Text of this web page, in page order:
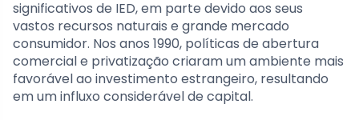
significativos de IED, em parte devido aos seus
vastos recursos naturais e grande mercado
consumidor. Nos anos 1990, políticas de abertura
comercial e privatização criaram um ambiente mais
favorável ao investimento estrangeiro, resultando
em um influxo considerável de capital.